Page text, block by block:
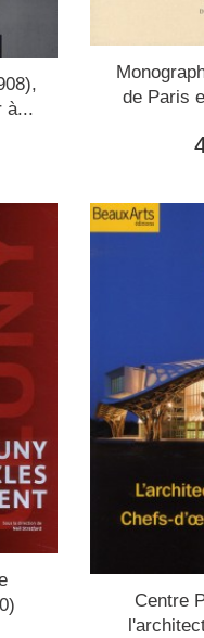
à...
de Paris
Centre